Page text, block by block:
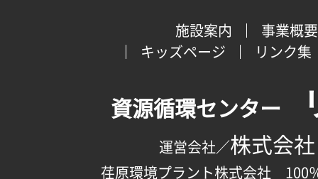
施設案内
事業概要
キッズページ
リンク集
資源循環センター
運営会社／株式会
荏原環境プラント株式会社 100